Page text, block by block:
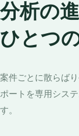
分析の
ひとつ
案件ごとに散らば
ポートを専用シス
す。